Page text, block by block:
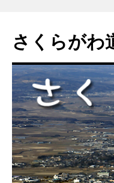
さくらがわ